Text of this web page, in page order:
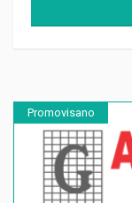
Promovisano